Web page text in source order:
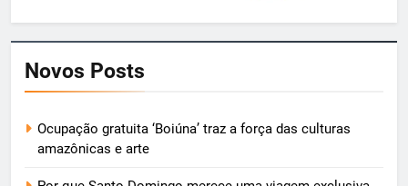
Novos Posts
Ocupação gratuita ‘Boiúna’ traz a força das culturas
amazônicas e arte